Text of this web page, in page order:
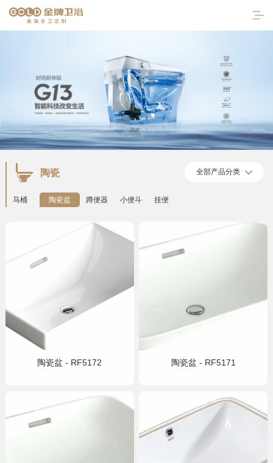
陶瓷
淋浴房
定制
全部产品分类
陶瓷
马桶 陶瓷盆 蹲便器 小便斗 挂便
陶瓷盆 - RF5172 陶瓷盆 - RF5171